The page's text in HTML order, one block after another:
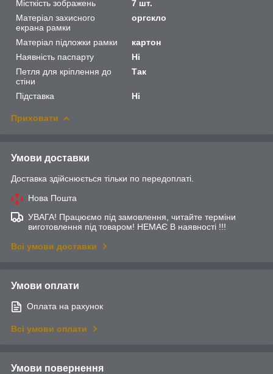
Місткість зображень
7 шт.
Матеріал захисного
екрана рамки
оргскло
Матеріал підложки рамки
картон
Наявність паспарту
Ні
Петля для кріплення до
стіни
Так
Підставка Ні
Приховати
Умови доставки
Доставка здійснюється тільки по передоплаті.
Нова Пошта
УВАГА! Працюємо під замовлення, читайте терміни
виготовлення під товаром! НЕМАЄ В наявності !!!
Всі умови доставки
Умови оплати
Оплата на рахунок
Всі умови оплати
Умови повернення